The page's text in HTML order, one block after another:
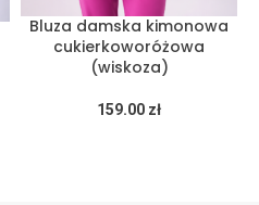
Bluza damska kimonowa
cukierkoworóżowa
(wiskoza)
159.00 zł